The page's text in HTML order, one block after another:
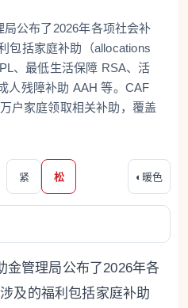
公布了2026年各项社会补
包括家庭补助（allocations
、最低生活保障 RSA、活
人残障补助 AAH 等。CAF
户家庭领取相关补助，覆盖
紧 松 ◐ 暖色
金管理局公布了2026年各
及的福利包括家庭补助